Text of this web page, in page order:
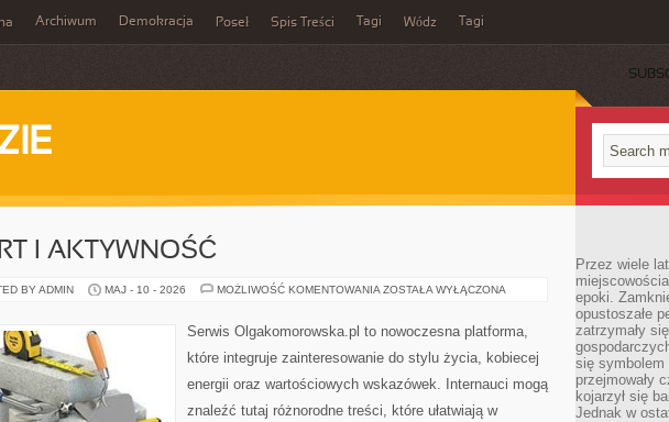
Archiwum Demokracja Poseł Spis Treści Tagi Wódz Tagi
I AKTYWNOŚĆ
BY ADMIN MAJ - 10 - 2026 MOŻLIWOŚĆ KOMENTOWANIA SPORT
ZOSTAŁA WYŁĄCZONA
Serwis Olgakomorowska.pl to nowoczesna platforma,
które integruje zainteresowanie do stylu życia, kobiecej
energii oraz wartościowych wskazówek. Internauci mogą
znaleźć tutaj różnorodne treści, które ułatwiają w
Przez wiele
epoki.
opustoszałe
zatrzymały
się symbolem
przejmowały
kojarzył się
Jednak w